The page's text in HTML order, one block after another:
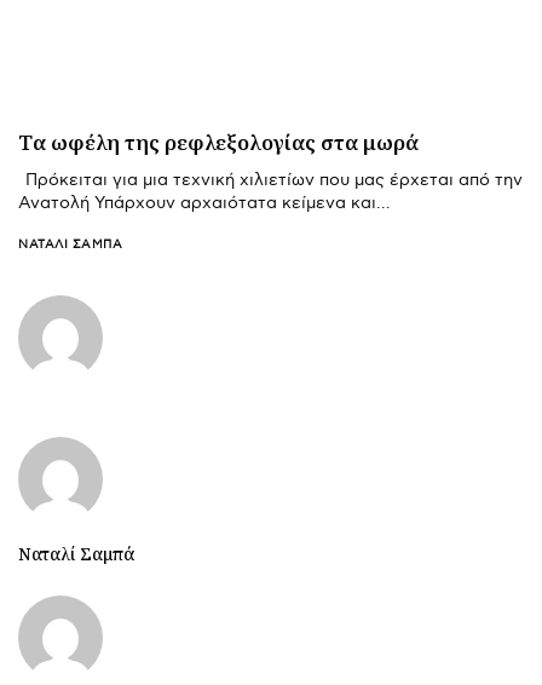
Tα ωφέλη της ρεφλεξολογίας στα μωρά
Πρόκειται για μια τεχνική χιλιετίων που μας έρχεται από την
Ανατολή Υπάρχουν αρχαιότατα κείμενα και…
ΝΑΤΑΛΊ ΣΑΜΠΆ
Ναταλί Σαμπά